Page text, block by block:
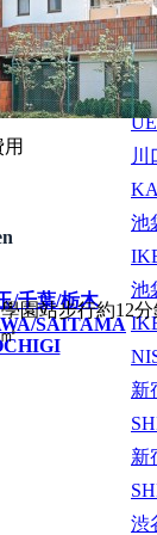
/千葉/栃木
SAITAMA
江
上
川
池
池
新
新
渋
園站步行約12分